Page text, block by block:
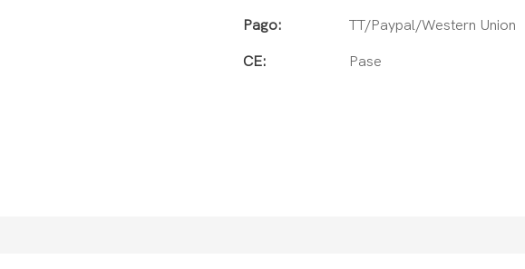
Pago: TT/Paypal/Western Union
CE: Pase